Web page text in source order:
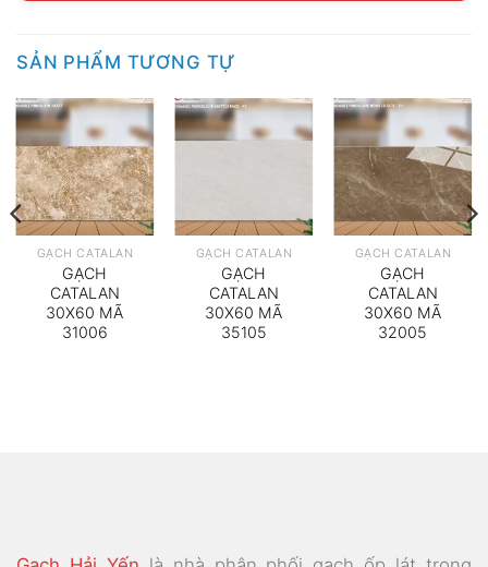
SẢN PHẨM TƯƠNG TỰ
GẠCH CATALAN
GẠCH
CATALAN
30X60 MÃ
31006
GẠCH CATALAN
GẠCH
CATALAN
30X60 MÃ
35105
GẠCH CATALAN
GẠCH
CATALAN
30X60 MÃ
32005